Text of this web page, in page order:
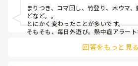
まりつき、コマ回し、竹登り、木ウマ
どなど。。
とにかく変わったことが多いです。
そもそも、毎日外遊び。熱中症アラー
回答をもっと見る